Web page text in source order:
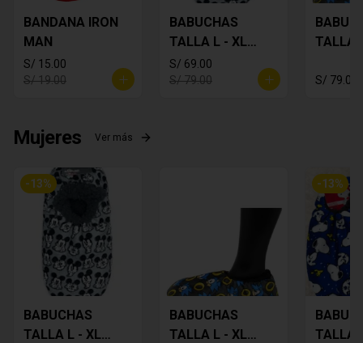
BANDANA IRON
MAN
S/ 15.00
S/ 19.00
BABUCHAS
TALLA L - XL
MICKEY
S/ 69.00
S/ 79.00
TALLA
S/ 79.00
Mujeres Ver más
-13%
BABUCHAS
TALLA L - XL
BABUCHAS
TALLA L - XL
-13%
TALLA